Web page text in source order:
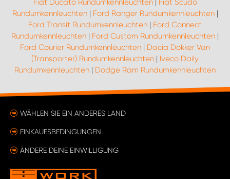
Rundumkennleuchten| Ford Ranger Rundumkennleuchten|
Ford Transit Rundumkennleuchten | Ford Connect
Rundumkennleuchten | Ford Custom Rundumkennleuchten |
Ford Courier Rundumkennleuchten | Dacia Dokker Van
(Transporter) Rundumkennleuchten | Iveco Daily
Rundumkennleuchten | Dodge Ram Rundumkennleuchten
WÄHLEN SIE EIN ANDERES LAND
EINKAUFSBEDINGUNGEN
ÄNDERE DEINE EINWILLIGUNG